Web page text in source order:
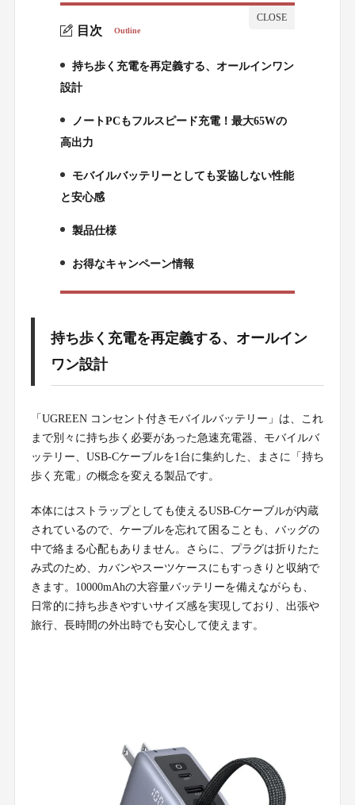
目次 Outline
1.
持ち歩く充電を再定義する、オールインワン
設計
2.
ノートPCもフルスピード充電！最大65Wの
高出力
モバイルバッテリーとしても妥協しない性能
と安心感
4.
製品仕様
5.
お得なキャンペーン情報
持ち歩く充電を再定義する、オールイン
ワン設計
「UGREEN コンセント付きモバイルバッテリー」は、これ
まで別々に持ち歩く必要があった急速充電器、モバイルバ
ッテリー、USB-Cケーブルを1台に集約した、まさに「持ち
歩く充電」の概念を変える製品です。
本体にはストラップとしても使えるUSB-Cケーブルが内蔵
されているので、ケーブルを忘れて困ることも、バッグの
中で絡まる心配もありません。さらに、プラグは折りたた
み式のため、カバンやスーツケースにもすっきりと収納で
きます。10000mAhの大容量バッテリーを備えながらも、
日常的に持ち歩きやすいサイズ感を実現しており、出張や
旅行、長時間の外出時でも安心して使えます。